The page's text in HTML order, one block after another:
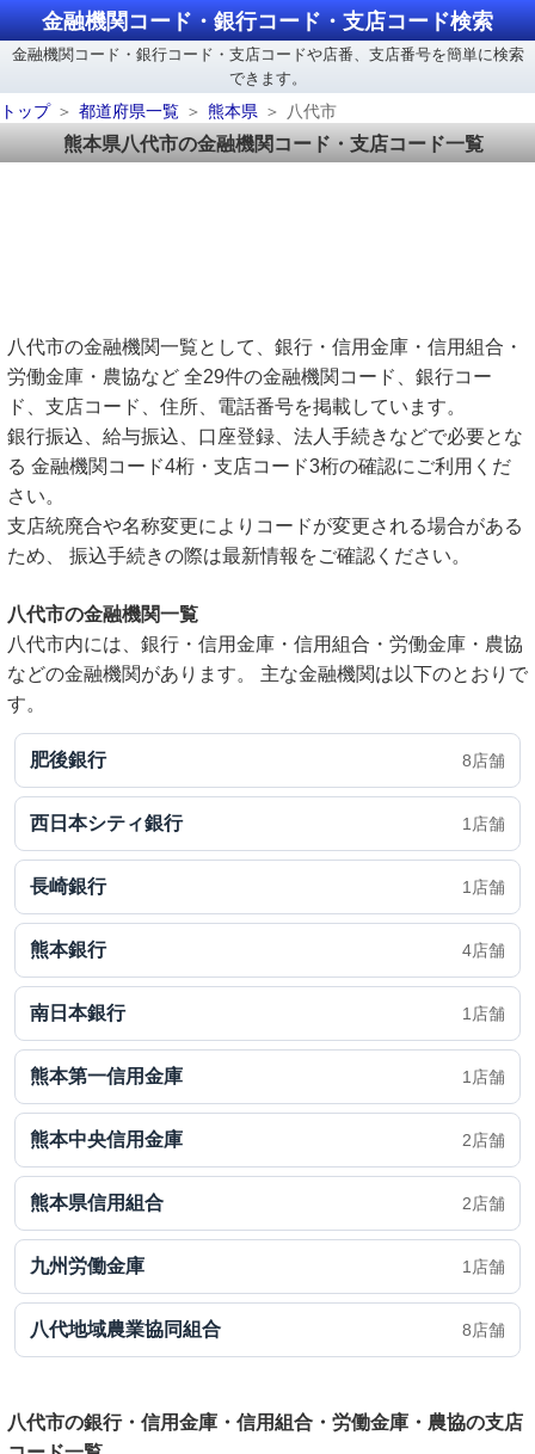
金融機関コード・銀行コード・支店コード検索
金融機関コード・銀行コード・支店コードや店番、支店番号を簡単に検索
できます。
トップ
都道府県一覧 熊本県 八代市
熊本県八代市の金融機関コード・支店コード一覧
八代市の金融機関一覧として、銀行・信用金庫・信用組合・
労働金庫・農協など 全29件の金融機関コード、銀行コー
ド、支店コード、住所、電話番号を掲載しています。
銀行振込、給与振込、口座登録、法人手続きなどで必要とな
る 金融機関コード4桁・支店コード3桁の確認にご利用くだ
さい。
支店統廃合や名称変更によりコードが変更される場合がある
ため、 振込手続きの際は最新情報をご確認ください。
八代市の金融機関一覧
八代市内には、銀行・信用金庫・信用組合・労働金庫・農協
などの金融機関があります。 主な金融機関は以下のとおりで
す。
肥後銀行 8店舗
西日本シティ銀行 1店舗
長崎銀行 1店舗
熊本銀行 4店舗
南日本銀行 1店舗
熊本第一信用金庫 1店舗
熊本中央信用金庫 2店舗
熊本県信用組合 2店舗
九州労働金庫 1店舗
八代地域農業協同組合 8店舗
八代市の銀行・信用金庫・信用組合・労働金庫・農協の支店